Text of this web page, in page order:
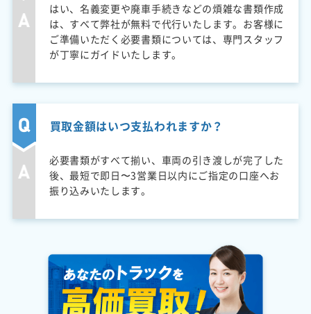
はい、名義変更や廃車手続きなどの煩雑な書類作成
は、すべて弊社が無料で代行いたします。お客様に
ご準備いただく必要書類については、専門スタッフ
が丁寧にガイドいたします。
買取金額はいつ支払われますか？
必要書類がすべて揃い、車両の引き渡しが完了した
後、最短で即日〜3営業日以内にご指定の口座へお
振り込みいたします。